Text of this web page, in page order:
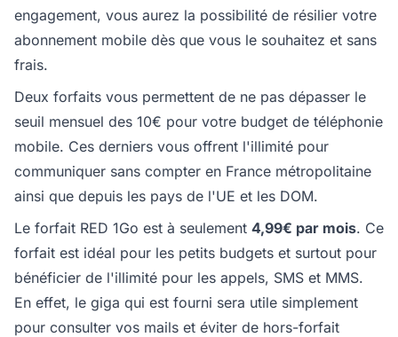
engagement, vous aurez la possibilité de résilier votre
abonnement mobile dès que vous le souhaitez et sans
frais.
Deux forfaits vous permettent de ne pas dépasser le
seuil mensuel des 10€ pour votre budget de téléphonie
mobile. Ces derniers vous offrent l'illimité pour
communiquer sans compter en France métropolitaine
ainsi que depuis les pays de l'UE et les DOM.
Le forfait RED 1Go est à seulement 4,99€ par mois. Ce
forfait est idéal pour les petits budgets et surtout pour
bénéficier de l'illimité pour les appels, SMS et MMS.
En effet, le giga qui est fourni sera utile simplement
pour consulter vos mails et éviter de hors-forfait